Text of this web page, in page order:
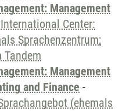
Management
International Center:
Sprachenzentrum;
Tandem
Management
and Finance -
(ehemals